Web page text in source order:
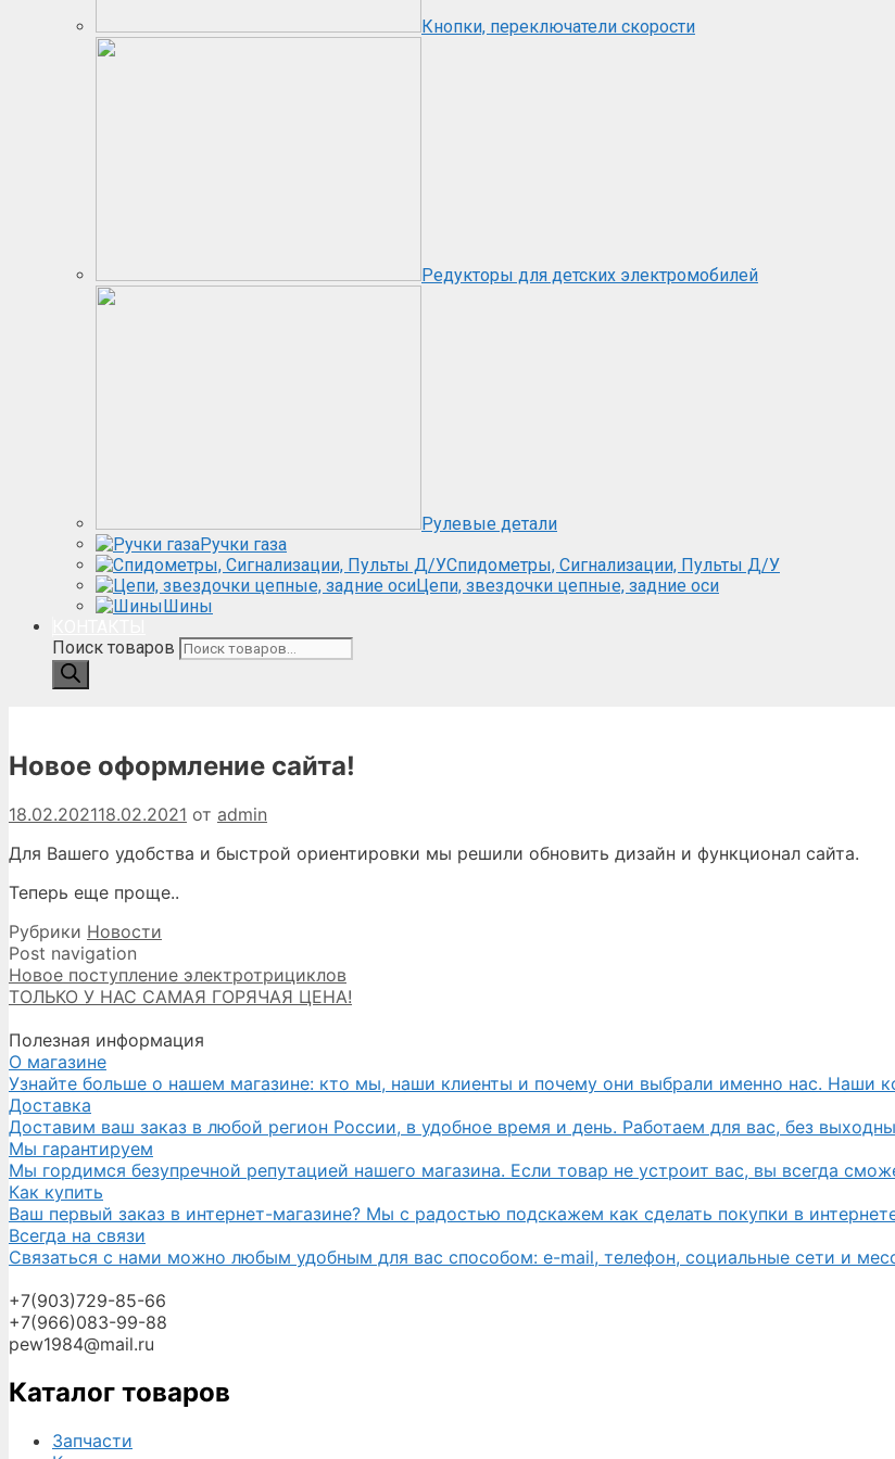
Кнопки, переключатели скорости
Редукторы для детских электромобилей
Рулевые детали
Ручки газа
Спидометры, Сигнализации, Пульты Д/У
Цепи, звездочки цепные, задние оси
Шины
Поиск товаров
Новое оформление сайта!
18.02.202118.02.2021 от admin
Для Вашего удобства и быстрой ориентировки мы решили обновить дизайн и функционал сайта.
Теперь еще проще..
Рубрики Новости
Post navigation
Новое поступление электротрициклов
ТОЛЬКО У НАС САМАЯ ГОРЯЧАЯ ЦЕНА!
Полезная информация
О магазине
Узнайте больше о нашем магазине: кто мы, наши клиенты и почему они выбрали именно нас. Наши
Доставка
Доставим ваш заказ в любой регион России, в удобное время и день. Работаем для вас, без
Мы гарантируем
Мы гордимся безупречной репутацией нашего магазина. Если товар не устроит вас, вы всегда
Как купить
Ваш первый заказ в интернет-магазине? Мы с радостью подскажем как сделать покупки в
Всегда на связи
Связаться с нами можно любым удобным для вас способом: e-mail, телефон, социальные сети и
+7(903)729-85-66
+7(966)083-99-88
pew1984@mail.ru
Каталог товаров
Запчасти